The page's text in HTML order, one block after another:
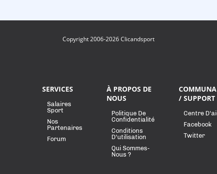
Copyright 2006-2026 Clicandsport
SERVICES
Salaires
Sport
Nos
Partenaires
Forum
À PROPOS DE
NOUS
Politique De
Confidentialité
Conditions
D'utilisation
Qui Sommes-
Nous ?
/ SUPPORT
Centre
Facebook
Twitter